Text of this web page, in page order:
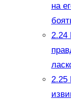
на
2.24
2.25